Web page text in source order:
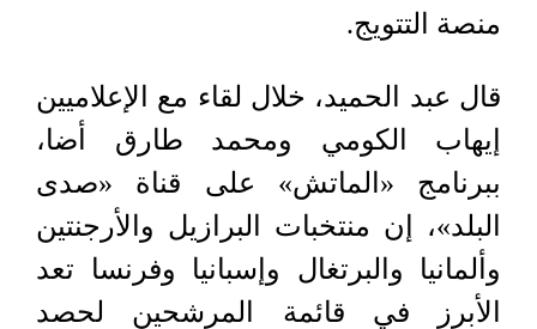
منصة التتويج.
قال عبد الحميد، خلال لقاء مع الإعلاميين
إيهاب الكومي ومحمد طارق أضا،
ببرنامج «الماتش» على قناة «صدى
البلد»، إن منتخبات البرازيل والأرجنتين
وألمانيا والبرتغال وإسبانيا وفرنسا تعد
الأبرز في قائمة المرشحين لحصد